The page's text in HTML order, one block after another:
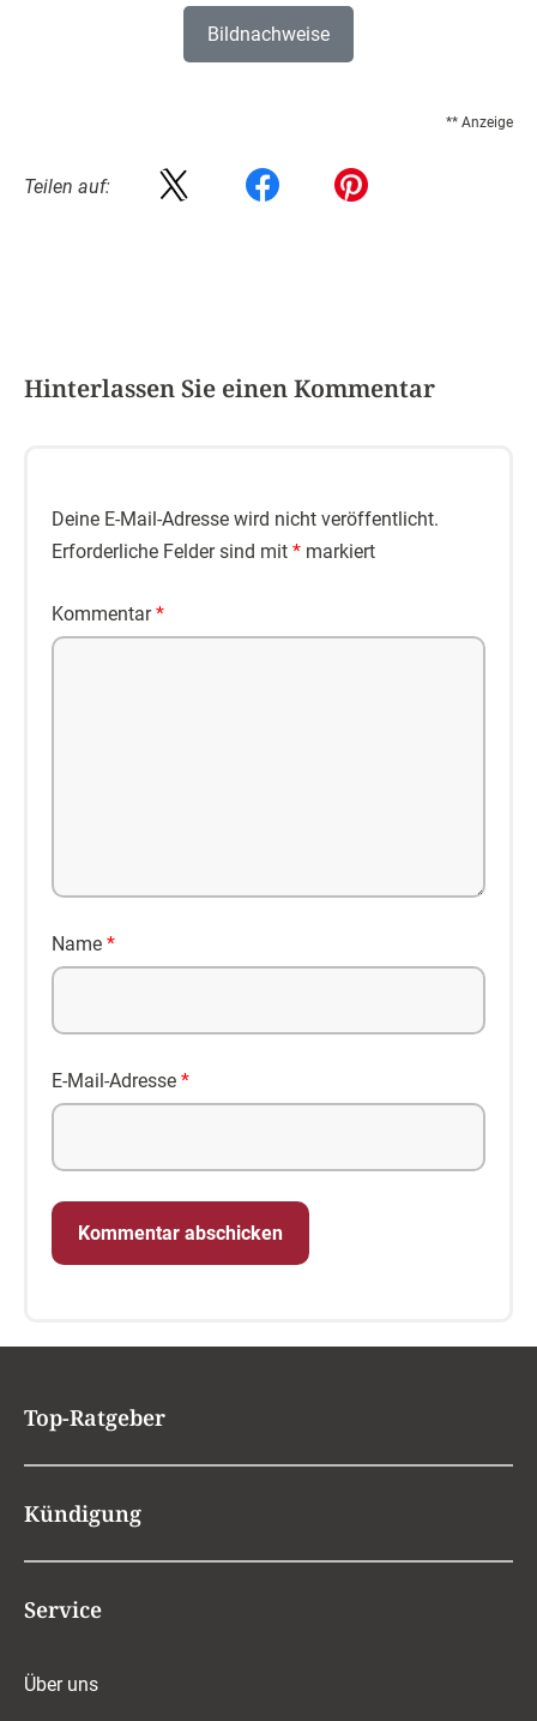
Bildnachweise
** Anzeige
Teilen auf:
Hinterlassen Sie einen Kommentar
Deine E-Mail-Adresse wird nicht veröffentlicht.
Erforderliche Felder sind mit * markiert
Kommentar*
Name *
E-Mail-Adresse *
Top-Ratgeber
Kündigung
Service
Über uns